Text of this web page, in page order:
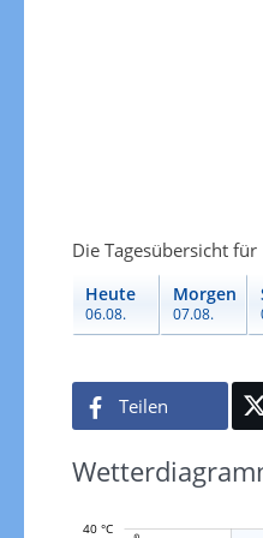
Die Tagesübersicht für
Heute
06.08.
Morgen
07.08.
Teilen
40 °C